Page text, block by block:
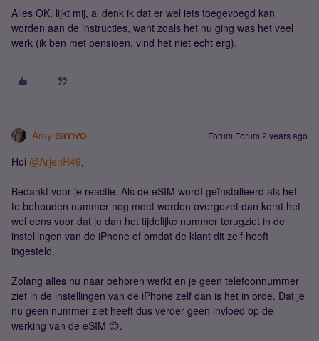
Alles OK, lijkt mij, al denk ik dat er wel iets toegevoegd kan
worden aan de instructies, want zoals het nu ging was het veel
werk (ik ben met pensioen, vind het niet echt erg).
Amy Forum|Forum|2 years ago
Hoi @ArjenR49,
Bedankt voor je reactie. Als de eSIM wordt geïnstalleerd als het
te behouden nummer nog moet worden overgezet dan komt het
wel eens voor dat je dan het tijdelijke nummer terugziet in de
instellingen van de iPhone of omdat de klant dit zelf heeft
ingesteld.
Zolang alles nu naar behoren werkt en je geen telefoonnummer
ziet in de instellingen van de iPhone zelf dan is het in orde. Dat je
nu geen nummer ziet heeft dus verder geen invloed op de
werking van de eSIM 😊.